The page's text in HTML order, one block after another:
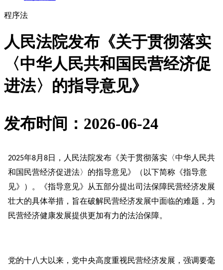
程序法
人民法院发布《关于贯彻落实
〈中华人民共和国民营经济促
进法〉的指导意见》
发布时间：2026-06-24
2025年8月 8日，人民法院发布《关于贯彻落实〈中华人民共
和国民营经济促进法〉的指导意见》（以下简称《指导意
见》）。《指导意见》从五部分提出司法保障民营经济发展
壮大的具体举措，旨在破解民营经济发展中面临的难题，为
民营经济健康发展提供更加有力的法治保障。
党的十八大以来，党中央高度重视民营经济发展，强调要毫